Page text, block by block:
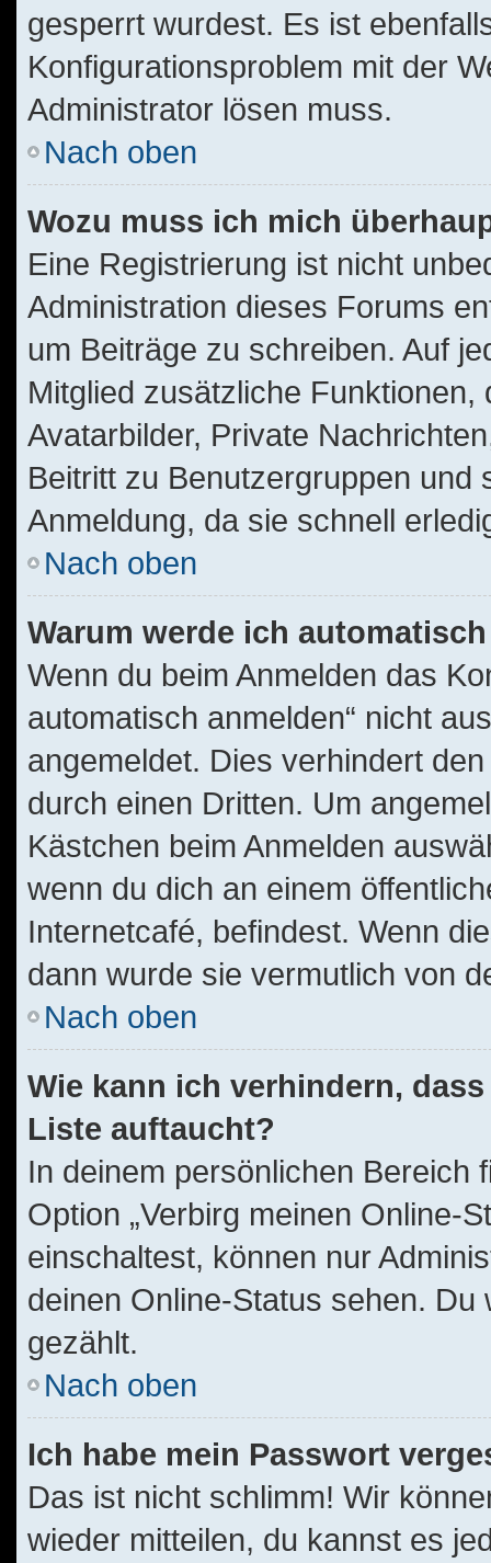
gesperrt wurdest. Es ist
Konfigurationsproblem mit der
Administrator lösen muss.
Nach oben
Wozu muss ich mich
Eine Registrierung ist nicht
Administration dieses Forums
um Beiträge zu schreiben. Auf
Mitglied zusätzliche
Avatarbilder, Private
Beitritt zu Benutzergruppen und
Anmeldung, da sie schnell
Nach oben
Warum werde ich
Wenn du beim Anmelden das
automatisch anmelden“ nicht
angemeldet. Dies verhindert
durch einen Dritten. Um
Kästchen beim Anmelden
wenn du dich an einem
Internetcafé, befindest. Wenn
dann wurde sie vermutlich von
Nach oben
Wie kann ich verhindern,
Liste auftaucht?
In deinem persönlichen Bereich
Option „Verbirg meinen Online-
einschaltest, können nur
deinen Online-Status sehen.
gezählt.
Nach oben
Ich habe mein Passwort
Das ist nicht schlimm! Wir
wieder mitteilen, du kannst es